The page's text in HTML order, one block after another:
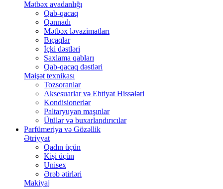
Mətbəx avadanlığı
Qab-qacaq
Qənnadı
Mətbəx ləvazimatları
Bıçaqlar
İçki dəstləri
Saxlama qabları
Qab-qacaq dəstləri
Məişət texnikası
Tozsoranlar
Aksesuarlar və Ehtiyat Hissələri
Kondisionerlər
Paltaryuyan maşınlar
Ütülər və buxarlandırıcılar
Parfümeriya və Gözəllik
Ətriyyat
Qadın üçün
Kişi üçün
Unisex
Ərəb ətirləri
Makiyaj